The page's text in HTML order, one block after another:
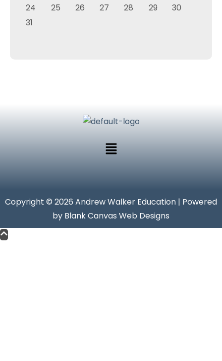
24
25 26 27 28 29
30
31
Copyright © 2026 Andrew Walker Education | Powered
by Blank Canvas Web Designs